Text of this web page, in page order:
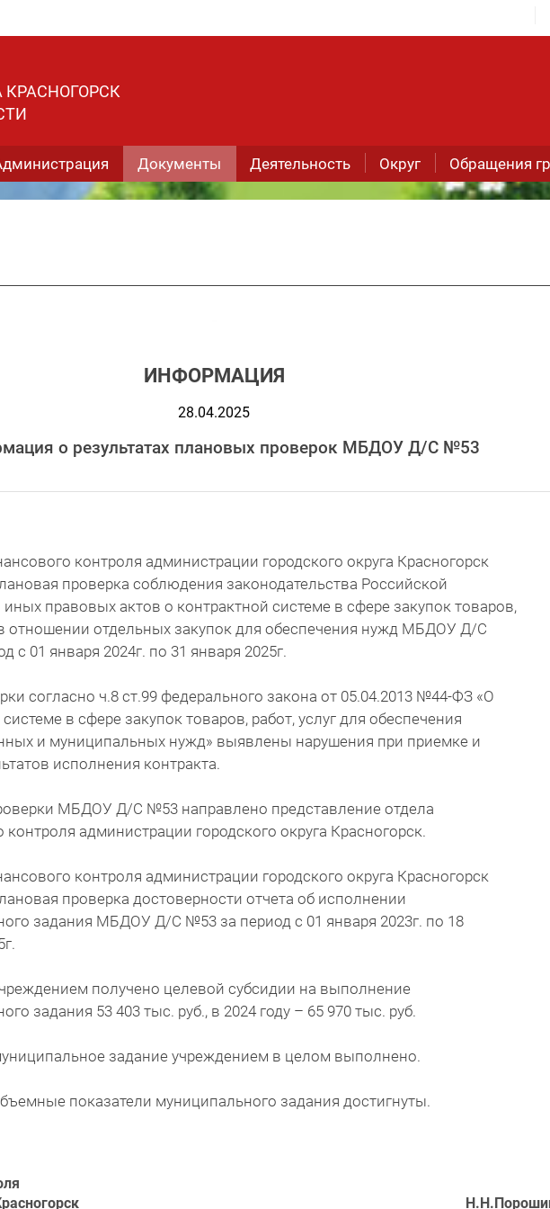
КРАСНОГОРСК
Документы Деятельность Округ Обращения
ИНФОРМАЦИЯ
28.04.2025
о результатах плановых проверок МБДОУ Д/С №53
контроля администрации городского округа Красногорск
проверка соблюдения законодательства Российской
правовых актов о контрактной системе в сфере закупок товаров,
в отношении отдельных закупок для обеспечения нужд МБДОУ Д/С
с 01 января 2024г. по 31 января 2025г.
согласно ч.8 ст.99 федерального закона от 05.04.2013 №44-ФЗ «О
в сфере закупок товаров, работ, услуг для обеспечения
и муниципальных нужд» выявлены нарушения при приемке и
исполнения контракта.
МБДОУ Д/С №53 направлено представление отдела
администрации городского округа Красногорск.
контроля администрации городского округа Красногорск
проверка достоверности отчета об исполнении
задания МБДОУ Д/С №53 за период с 01 января 2023г. по 18
получено целевой субсидии на выполнение
задания 53 403 тыс. руб., в 2024 году – 65 970 тыс. руб.
задание учреждением в целом выполнено.
показатели муниципального задания достигнуты.